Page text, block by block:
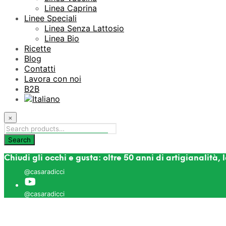
Linea Caprina
Linee Speciali
Linea Senza Lattosio
Linea Bio
Ricette
Blog
Contatti
Lavora con noi
B2B
×
Chiudi gli occhi e gusta: oltre 50 anni di artigianalità,